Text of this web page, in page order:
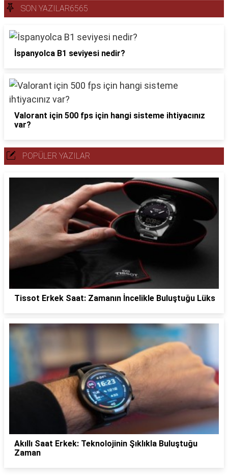
SON YAZILAR6565
İspanyolca B1 seviyesi nedir?
Valorant için 500 fps için hangi sisteme ihtiyacınız
var?
POPÜLER YAZILAR
Tissot Erkek Saat: Zamanın İncelikle Buluştuğu Lüks
Akıllı Saat Erkek: Teknolojinin Şıklıkla Buluştuğu
Zaman